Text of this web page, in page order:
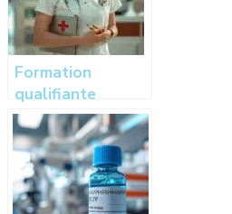
Formation
qualifiante
obligatoire pour
infirmiers en
santé au travail :
240 heures de
spécialisation